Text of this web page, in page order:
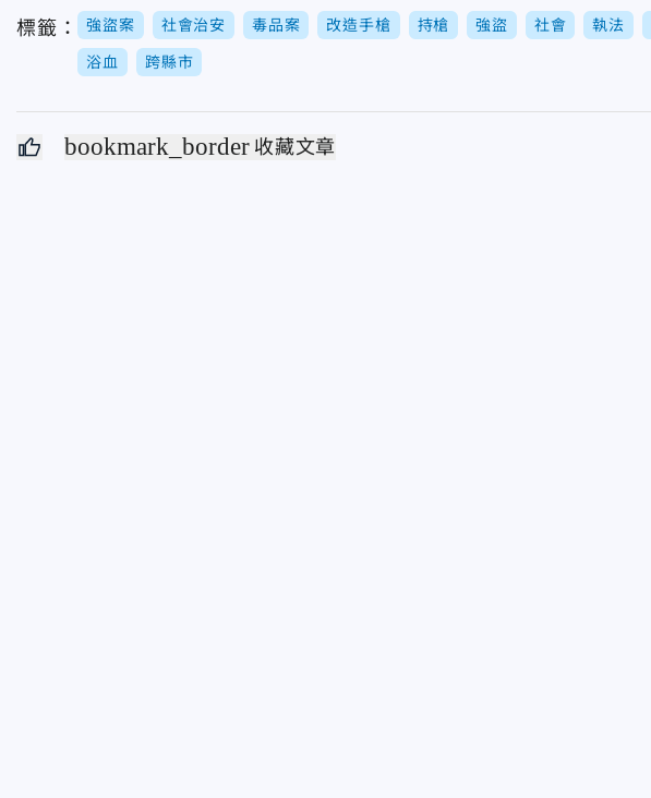
標籤： 強盜案 社會治安 毒品案 改造手槍 持槍 強盜 社會 執法
浴血 跨縣市
bookmark_border 收藏文章